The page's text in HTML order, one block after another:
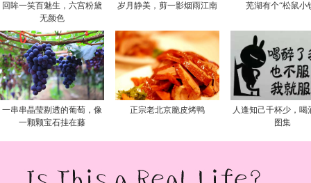
回眸一笑百魅生，六宫粉黛
无颜色
岁月静美，剪一影烟雨江南 芜湖有个“松鼠小
一串串晶莹剔透的葡萄，像
一颗颗宝石挂在藤
正宗老北京脆皮烤鸭
人逢知己千杯少，喝
图集